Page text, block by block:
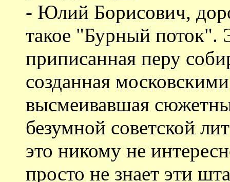
- Юлий Борисович,
такое "Бурный поток".
приписанная перу
созданная
высмеивавшая
безумной советской
это никому не
просто не знает эти